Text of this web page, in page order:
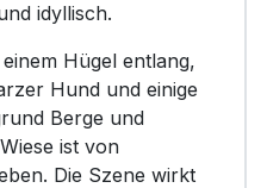
idyllisch.
Hügel entlang,
Hund und einige
Berge und
ist von
Die Szene wirkt